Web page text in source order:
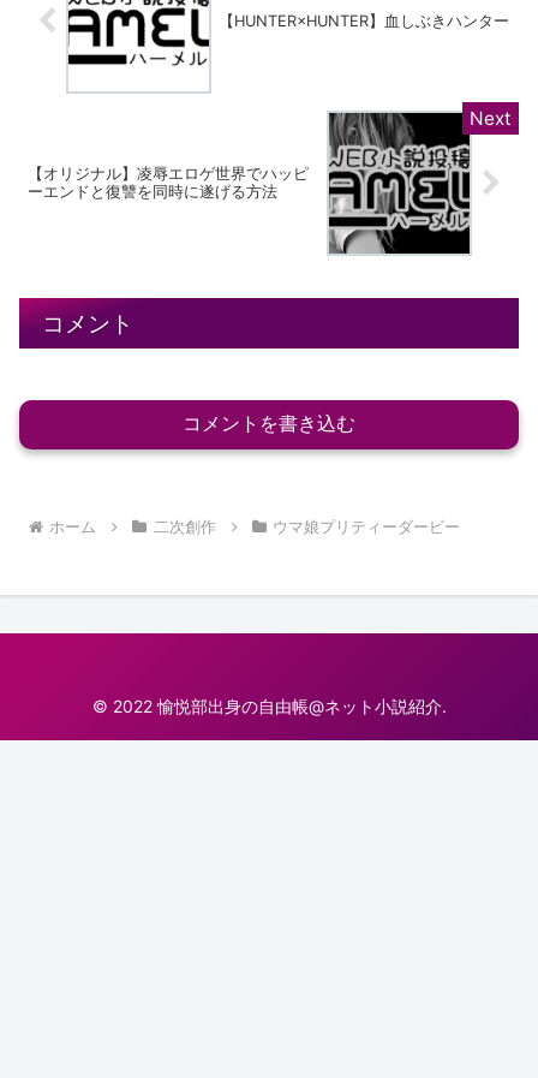
【HUNTER×HUNTER】血しぶきハンター
【オリジナル】凌辱エロゲ世界でハッピ
ーエンドと復讐を同時に遂げる方法
コメント
コメントを書き込む
ホーム 二次創作 ウマ娘プリティーダービー
© 2022 愉悦部出身の自由帳@ネット小説紹介.